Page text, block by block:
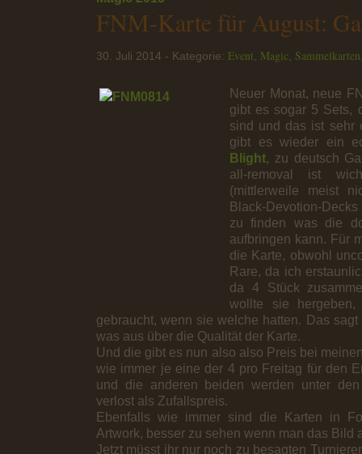
FNM-Karte für August:
30. Juli 2014 - Kategorie: Event, Magic, Sammelkarten
Neuer Monat, neue
gibt es sogar 5 Sets,
sind und das ist sehr
gibt es wieder ein
Blight, zu deutsch
all-removal ist
(mittlerweile meist
Black-Devotion-
zu finden was die
aufbringen kann. Für
die Karte, obwohl
Rare, da ich
da 4 Stück
wollte sie
gebraucht, wenn sie welche hatten. Das
was aus über die Qualität der Karte.
Und die gibt es nun also also Preis bei
wie immer je eine der 4 pro Freitag für den
und die anderen beiden werden unter den
verlost als Zufallspreis.
Ebenfalls wie immer sind die Karten in
Artwork, besser zu sehen wenn man das Bild
Jetzt müsst ihr nur noch zu besagten